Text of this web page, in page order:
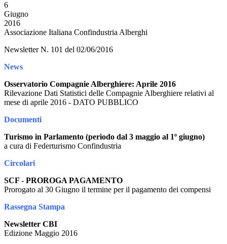
6
Giugno
2016
Associazione Italiana Confindustria Alberghi
Newsletter N. 101 del 02/06/2016
News
Osservatorio Compagnie Alberghiere: Aprile 2016
Rilevazione Dati Statistici delle Compagnie Alberghiere relativi al
mese di aprile 2016 - DATO PUBBLICO
Documenti
Turismo in Parlamento (periodo dal 3 maggio al 1º giugno)
a cura di Federturismo Confindustria
Circolari
SCF - PROROGA PAGAMENTO
Prorogato al 30 Giugno il termine per il pagamento dei compensi
Rassegna Stampa
Newsletter CBI
Edizione Maggio 2016